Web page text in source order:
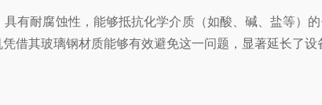
耐腐蚀性，能够抵抗化学介质（如酸、碱、盐等）
借其玻璃钢材质能够有效避免这一问题，显著延长了设